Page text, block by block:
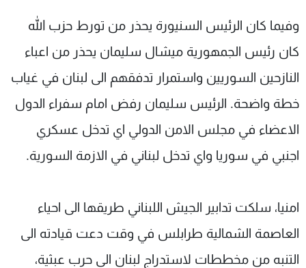
وفيما كان الرئيس السنيورة يحذر من تورط حزب الله
كان رئيس الجمهورية ميشال سليمان يحذر من اعباء
النازحين السوريين واستمرار تدفقهم الى لبنان في غياب
خطة واضحة. الرئيس سليمان رفض امام سفراء الدول
الاعضاء في مجلس الامن الدولي اي تدخل عسكري
اجنبي في سوريا واي تدخل لبناني في الازمة السورية.
امنيا، سلكت تدابير الجيش اللبناني طريقها الى احياء
العاصمة الشمالية طرابلس في وقت دعت قيادته الى
التنبه من مخططات لاستدراج لبنان الى حرب عبثية،